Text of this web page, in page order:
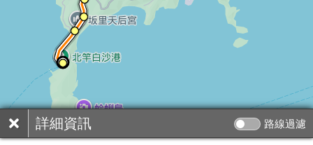
詳細資訊 路線過濾